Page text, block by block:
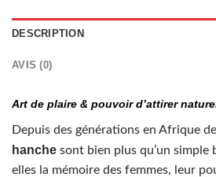
DESCRIPTION
AVIS (0)
Art de plaire & pouvoir d’attirer
Depuis des générations en Afrique
hanche sont bien plus qu’un simple
elles la mémoire des femmes, leur